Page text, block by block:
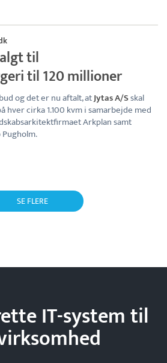
til
til 120 millioner
og det er nu aftalt, atJytas A/Sskal
cirka 1.100 kvm i samarbejde med
Arkplan samt
SE FLERE
IT-system til